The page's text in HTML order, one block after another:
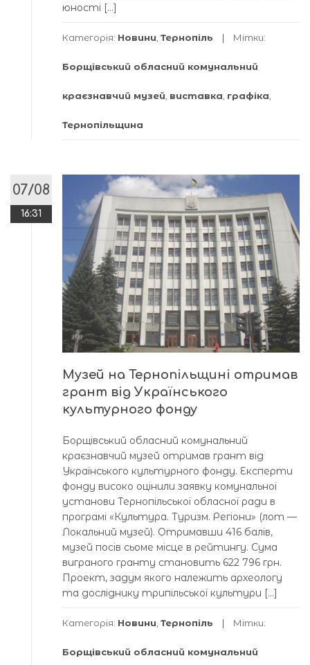
юності […]
Категорія: Новини Тернопіль Мітки:
Борщівський обласний комунальний
краєзнавчий музей виставка графіка
Тернопільщина
07/08
16:31
Музей на Тернопільщині отримав
грант від Українського
культурного фонду
Борщівський обласний комунальний
краєзнавчий музей отримав грант від
Українського культурного фонду. Експерти
фонду високо оцінили заявку комунальної
установи Тернопільської обласної ради в
програмі «Культура. Туризм. Регіони» (лот —
Локальний музей). Отримавши 416 балів,
музей посів сьоме місце в рейтингу. Сума
виграного гранту становить 622 796 грн.
Проект, задум якого належить археологу
та досліднику трипільської культури […]
Категорія: Новини Тернопіль Мітки:
Борщівський обласний комунальний